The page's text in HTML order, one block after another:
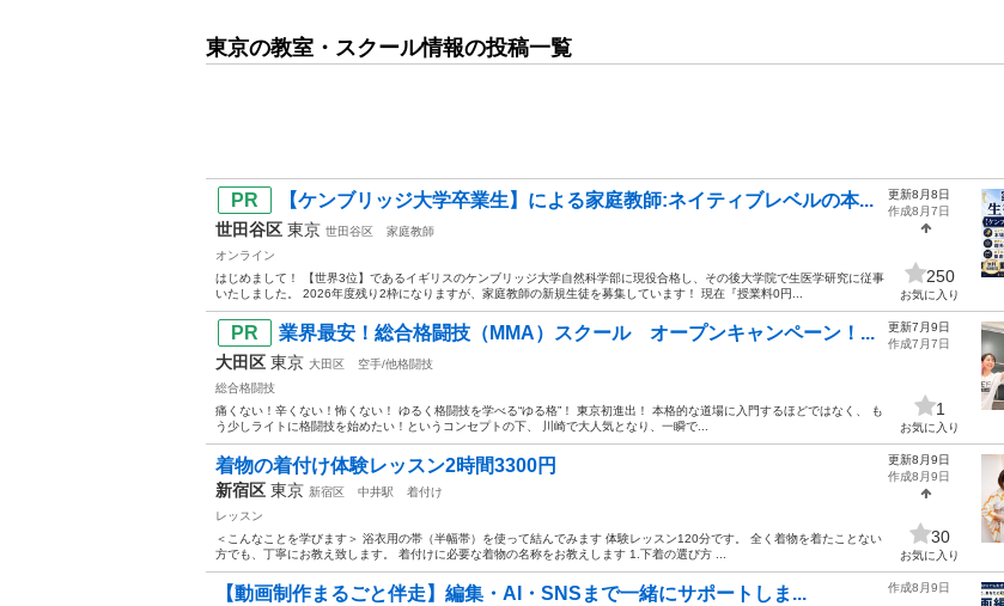
東京の教室・スクール情報の投稿一覧
【ケンブリッジ大学卒業生】による家庭教師:ネイティブレベルの本...
世田谷区 東京 世田谷区
家庭教師
オンライン
はじめまして！ 【世界3位】であるイギリスのケンブリッジ大学自然科学部に現役合格し、その後大学院で生医学研究に従事
いたしました。 2026年度残り2枠になりますが、家庭教師の新規生徒を募集しています！ 現在『授業料0円...
更新8月8日
作成8月7日
250
お気に入り
業界最安！総合格闘技（MMA）スクール オープンキャンペーン！...
大田区 東京 大田区
空手/他格闘技
総合格闘技
痛くない！辛くない！怖くない！ ゆるく格闘技を学べる“ゆる格”！ 東京初進出！ 本格的な道場に入門するほどではなく、 も
う少しライトに格闘技を始めたい！というコンセプトの下、 川崎で大人気となり、一瞬で...
更新7月9日
作成7月7日
1
お気に入り
着物の着付け体験レッスン2時間3300円
新宿区 東京 新宿区 中井駅
着付け
レッスン
＜こんなことを学びます＞ 浴衣用の帯（半幅帯）を使って結んでみます 体験レッスン120分です。 全く着物を着たことない
方でも、丁寧にお教え致します。 着付けに必要な着物の名称をお教えします 1.下着の選び方 ...
更新8月9日
作成8月9日
30
お気に入り
【動画制作まるごと伴走】編集・AI・SNSまで一緒にサポートしま... 作成8月9日